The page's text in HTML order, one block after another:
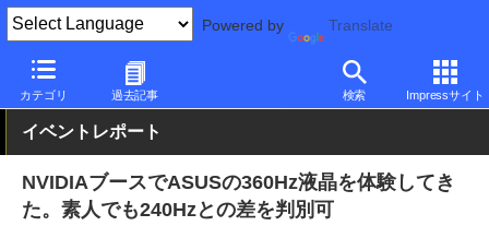
Powered by Translate
カテゴリ 過去記事 検索 Impressサイト
PC Watch イベント
イベントレポート
NVIDIAブースでASUSの360Hz液晶を体験してき
た。素人でも240Hzとの差を判別可